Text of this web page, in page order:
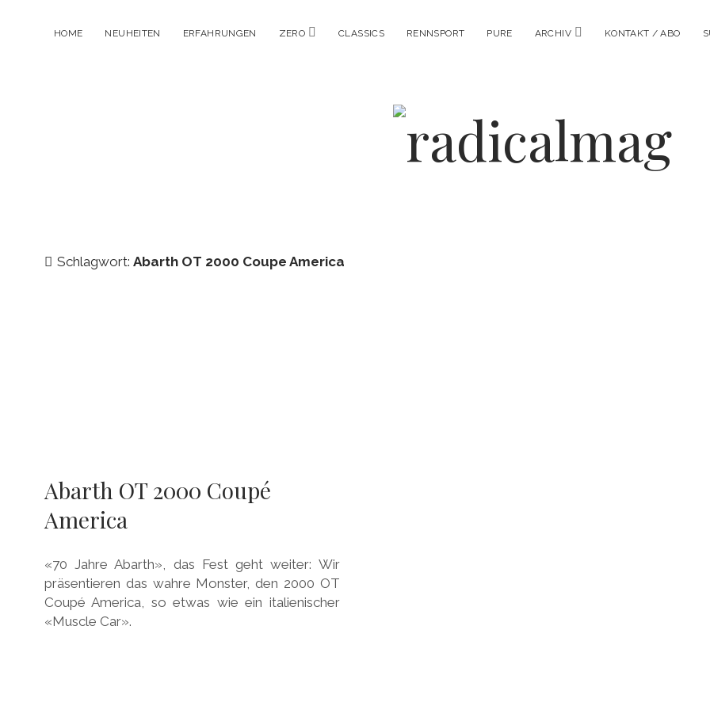
HOME NEUHEITEN ERFAHRUNGEN ZERO MenüCLASSICS RENNSPORT PURE ARCHIV Menü
KONTAKT / ABO
radicalmag
Schlagwort: Abarth OT 2000 Coupe America
Abarth OT 2000 Coupé
America
«70 Jahre Abarth», das Fest geht weiter: Wir
präsentieren das wahre Monster, den 2000 OT
Coupé America, so etwas wie ein italienischer
«Muscle Car».